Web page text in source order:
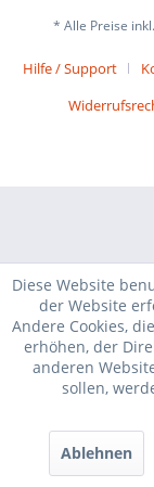
* Alle Preise
Hilfe / Support
Diese Website
der Website
Andere Cookies,
erhöhen, der
anderen
sollen,
Ablehnen